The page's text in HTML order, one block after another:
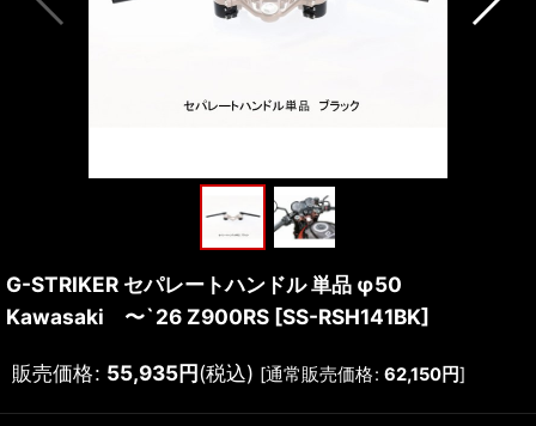
G-STRIKER セパレートハンドル 単品 φ50
Kawasaki 〜`26 Z900RS [SS-RSH141BK]
販売価格: 55,935円(税込) [通常販売価格: 62,150円]